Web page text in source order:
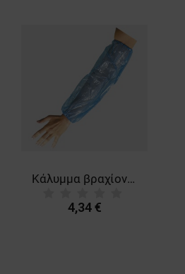
Κάλυμμα βραχίονα μιας χρήσης ARMI PE BLUE
4,34 €
ΜΗ ΤΑΞΙΝΟΜΗΜΈΝΑ